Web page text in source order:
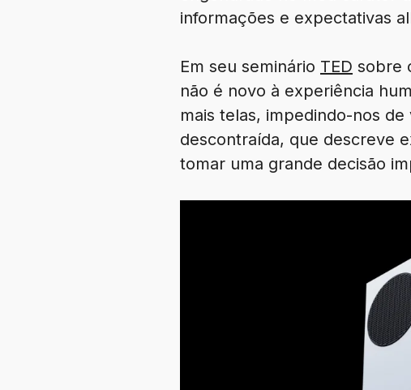
informações e expectativas
Em seu seminário TED sobre
não é novo à experiência
mais telas, impedindo-nos
descontraída, que descreve
tomar uma grande decisão